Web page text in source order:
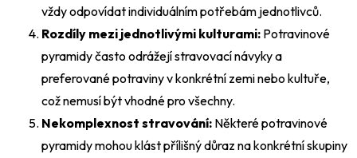
vždy odpovídat individuálním potřebám jednotlivců.
Rozdíly mezi jednotlivými kulturami: Potravinové
pyramidy často odrážejí stravovací návyky a
preferované potraviny v konkrétní zemi nebo kultuře,
což nemusí být vhodné pro všechny.
Nekomplexnost stravování: Některé potravinové
pyramidy mohou klást přílišný důraz na konkrétní skupiny